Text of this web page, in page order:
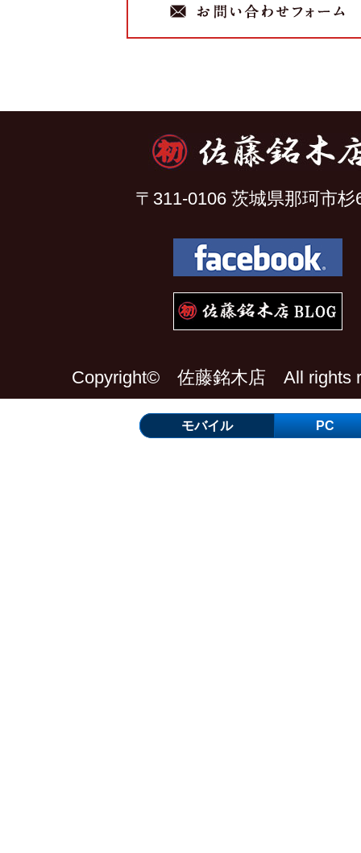
〒311-0106 茨城県那珂市杉
Copyright© 佐藤銘木店 All rights
モバイル PC